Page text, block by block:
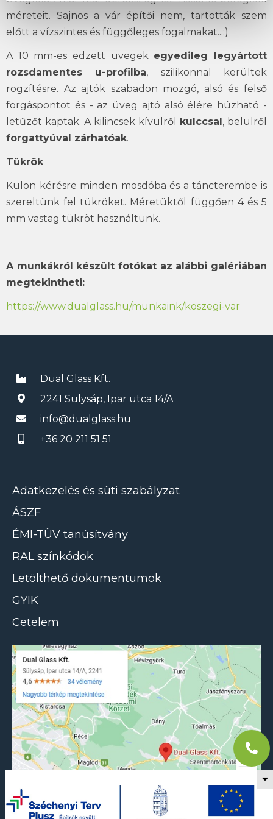
méreteit. Sajnos a vár építői nem, tartották szem
előtt a vízszintes és függőleges fogalmakat...:)
A 10 mm-es edzett üvegek egyedileg legyártott
rozsdamentes u-profilba, szilikonnal kerültek
rögzítésre. Az ajtók szabadon mozgó, alsó és felső
forgáspontot és - az üveg ajtó alsó élére húzható -
letűzőt kaptak. A kilincsek kívülről
kulccsal , belülről
forgattyúval zárhatóak.
Tükrök
Külön kérésre minden mosdóba és a táncterembe is
szereltünk fel tükröket. Méretüktől függően 4 és 5
mm vastag tükröt használtunk.
A munkákról készült fotókat az alábbi galériában
megtekintheti:
https://www.dualglass.hu/munkaink/koszegi-var
Dual Glass Kft.
2241 Sülysáp, Ipar utca 14/A
info@dualglass.hu
+36 20 211 51 51
Adatkezelés és süti szabályzat
ÁSZF
ÉMI-TÜV tanúsítvány
RAL színkódok
Letölthető dokumentumok
GYIK
Cetelem